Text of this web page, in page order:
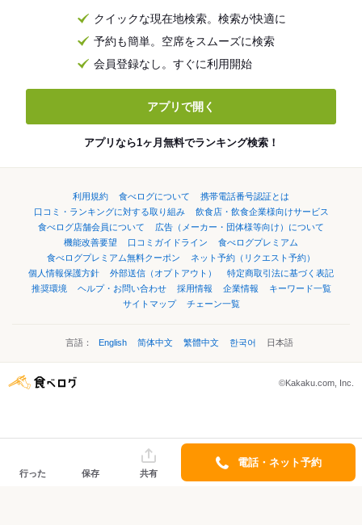
クイックな現在地検索。検索が快適に
予約も簡単。空席をスムーズに検索
会員登録なし。すぐに利用開始
アプリで開く
アプリなら1ヶ月無料でランキング検索！
利用規約 食べログについて
携帯電話番号認証とは
口コミ・ランキングに対する取り組み
飲食店・飲食企業様向けサービス
食べログ店舗会員について
広告（メーカー・団体様等向け）について
機能改善要望
口コミガイドライン
食べログプレミアム
食べログプレミアム無料クーポン
ネット予約（リクエスト予約）
個人情報保護方針
外部送信（オプトアウト）
特定商取引法に基づく表記
推奨環境
ヘルプ・お問い合わせ 採用情報 企業情報
キーワード一覧
サイトマップ
チェーン一覧
言語： English 简体中文 繁體中文 한국어 日本語
©Kakaku.com, Inc.
行った 保存 共有
電話・ネット予約